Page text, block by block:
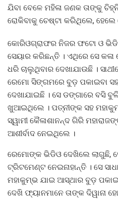
ଯିବା ବେଳେ ମହିଳା ଜଣକ ତାଙ୍କୁ
ରୋକିବାକୁ ଚେଷ୍ଟା କରିଥିଲେ,
କୋରିଓଗ୍ରାଫର ନିଜର ଫଟୋ ଓ
ସେୟାର କରିଛନ୍ତି । ଏଥିରେ ସେ
ଧରି ଚାଲୁଥିବାର ଦେଖାଯାଉଛି ।
ରେମୋ ସିଙ୍ଗମରେ ବୁଡ଼ ପକାଇବା
ଦେଖାଯାଇଛି । ସେ ଡଙ୍ଗାରେ ବସି
ଖୁଆଇଥିଲେ । ପତ୍ନୀଙ୍କ ସହ
ସ୍ୱାମୀ କୈଳାଶାନନ୍ଦ ଗିରି
ଆଶୀର୍ବାଦ ନେଇଥିଲେ ।
ରେମୋଙ୍କ ଭିଡିଓ ଦେଖିଲେ ଲାଗୁଛି,
ଟ୍ରିଟମେଣ୍ଟ ନେଇନାହାନ୍ତି । ସେ
ମହାକୁମ୍ଭ ଯାଇ ଆସ୍ଥାର ବୁଡ଼
ଦେଖି ଫ୍ୟାନମାନେ ତାଙ୍କ ଦିୱାନା